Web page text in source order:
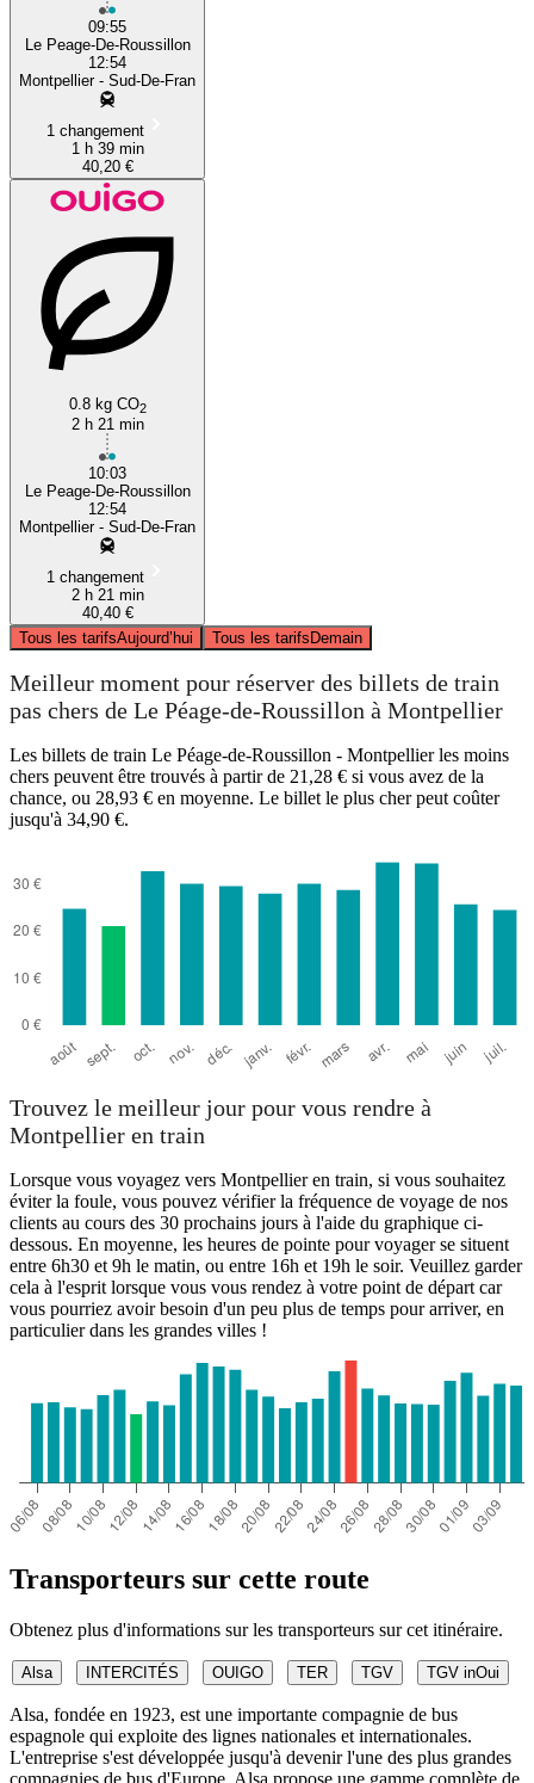
09:55
Le Peage-De-Roussillon
12:54
Montpellier - Sud-De-Fran
1 changement
1 h 39 min
40,20 €
0.8 kg CO2
2 h 21 min
10:03
Le Peage-De-Roussillon
12:54
Montpellier - Sud-De-Fran
1 changement
2 h 21 min
40,40 €
Tous les tarifsAujourd’hui Tous les tarifsDemain
Meilleur moment pour réserver des billets de train
pas chers de Le Péage-de-Roussillon à Montpellier
Les billets de train Le Péage-de-Roussillon - Montpellier les moins
chers peuvent être trouvés à partir de 21,28 € si vous avez de la
chance, ou 28,93 € en moyenne. Le billet le plus cher peut coûter
jusqu'à 34,90 €.
Trouvez le meilleur jour pour vous rendre à
Montpellier en train
Lorsque vous voyagez vers Montpellier en train, si vous souhaitez
éviter la foule, vous pouvez vérifier la fréquence de voyage de nos
clients au cours des 30 prochains jours à l'aide du graphique ci-
dessous. En moyenne, les heures de pointe pour voyager se situent
entre 6h30 et 9h le matin, ou entre 16h et 19h le soir. Veuillez garder
cela à l'esprit lorsque vous vous rendez à votre point de départ car
vous pourriez avoir besoin d'un peu plus de temps pour arriver, en
particulier dans les grandes villes !
Transporteurs sur cette route
Obtenez plus d'informations sur les transporteurs sur cet itinéraire.
Alsa INTERCITÉS OUIGO TER TGV TGV inOui
Alsa, fondée en 1923, est une importante compagnie de bus
espagnole qui exploite des lignes nationales et internationales.
L'entreprise s'est développée jusqu'à devenir l'une des plus grandes
compagnies de bus d'Europe. Alsa propose une gamme complète de